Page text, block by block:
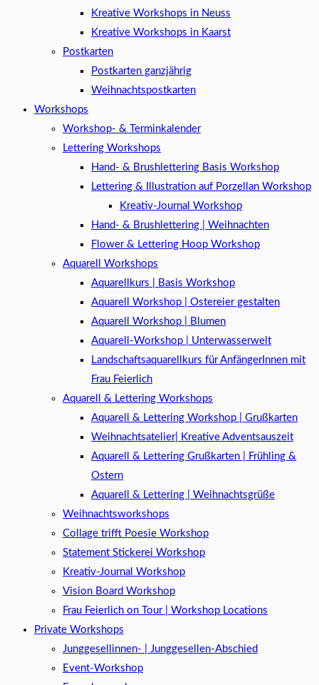
Kreative Workshops in Neuss
Kreative Workshops in Kaarst
Postkarten
Postkarten ganzjährig
Weihnachtspostkarten
Workshops
Workshop- & Terminkalender
Lettering Workshops
Hand- & Brushlettering Basis Workshop
Lettering & Illustration auf Porzellan Workshop
Kreativ-Journal Workshop
Hand- & Brushlettering | Weihnachten
Flower & Lettering Hoop Workshop
Aquarell Workshops
Aquarellkurs | Basis Workshop
Aquarell Workshop | Ostereier gestalten
Aquarell Workshop | Blumen
Aquarell-Workshop | Unterwasserwelt
Landschaftsaquarellkurs für AnfängerInnen mit
Frau Feierlich
Aquarell & Lettering Workshops
Aquarell & Lettering Workshop | Grußkarten
Weihnachtsatelier| Kreative Adventsauszeit
Aquarell & Lettering Grußkarten | Frühling &
Ostern
Aquarell & Lettering | Weihnachtsgrüße​
Weihnachtsworkshops
Collage trifft Poesie Workshop
Statement Stickerei Workshop
Kreativ-Journal Workshop
Vision Board Workshop
Frau Feierlich on Tour | Workshop Locations
Private Workshops
Junggesellinnen- | Junggesellen-Abschied
Event-Workshop